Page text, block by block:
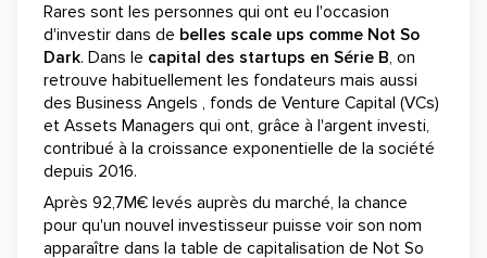
Rares sont les personnes qui ont eu l'occasion
d'investir dans de belles scale ups comme Not So
Dark. Dans le capital des startups en Série B, on
retrouve habituellement les fondateurs mais aussi
des Business Angels , fonds de Venture Capital (VCs)
et Assets Managers qui ont, grâce à l'argent investi,
contribué à la croissance exponentielle de la société
depuis 2016.
Après 92,7M€ levés auprès du marché, la chance
pour qu'un nouvel investisseur puisse voir son nom
apparaître dans la table de capitalisation de Not So